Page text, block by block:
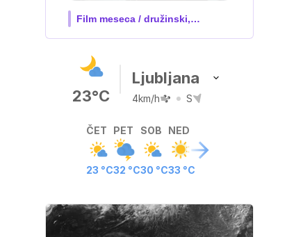
V živo na VOYO: sreda ob 20.30
23°C
Ljubljana
4km/h S
ČET
23 °C
PET
32 °C
SOB
30 °C
NED
33 °C